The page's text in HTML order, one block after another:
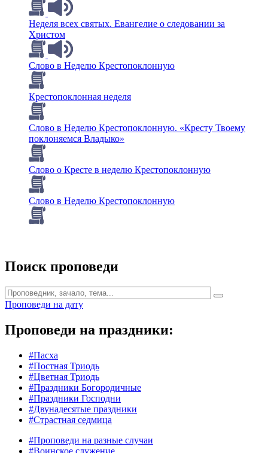
Неделя всех святых. Евангелие о следовании за
Христом
Слово в Неделю Крестопоклонную
Крестопоклонная неделя
Слово в Неделю Крестопоклонную. «Кресту Твоему
поклоняемся Владыко»
Слово о Кресте в неделю Крестопоклонную
Слово в Неделю Крестопоклонную
Поиск проповеди
Проповеди на дату
Проповеди на праздники:
#Пасха
#Постная Триодь
#Цветная Триодь
#Праздники Богородичные
#Праздники Господни
#Двунадесятые праздники
#Страстная седмица
#Проповеди на разные случаи